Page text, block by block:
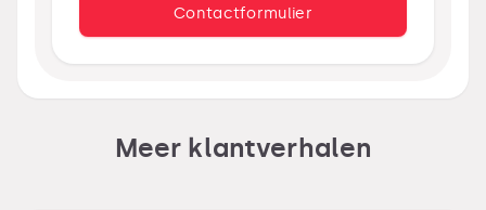
Contactformulier
Meer klantverhalen